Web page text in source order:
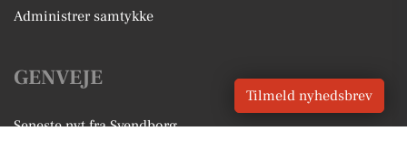
Administrer samtykke
GENVEJE
Seneste nyt fra Svendborg
Tilmeld nyhedsbrev